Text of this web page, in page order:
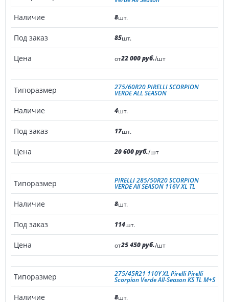
8шт.
85шт.
от22 000 руб./шт
275/60R20 PIRELLI SCORPION
VERDE ALL SEASON
4шт.
17шт.
20 600 руб./шт
PIRELLI 285/50R20 SCORPION
VERDE All SEASON 116V XL TL
8шт.
114шт.
от25 450 руб./шт
275/45R21 110Y XL Pirelli Pirelli
Scorpion Verde All-Season KS TL M+S
8шт.